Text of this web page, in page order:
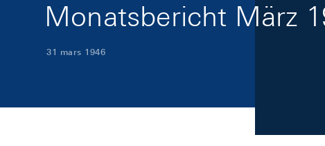
Monatsbericht März
31 mars 1946